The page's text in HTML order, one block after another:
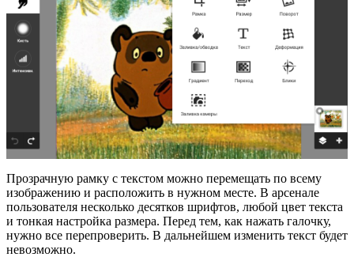
Прозрачную рамку с текстом можно перемещать по всему
изображению и расположить в нужном месте. В арсенале
пользователя несколько десятков шрифтов, любой цвет текста
и тонкая настройка размера. Перед тем, как нажать галочку,
нужно все перепроверить. В дальнейшем изменить текст будет
невозможно.